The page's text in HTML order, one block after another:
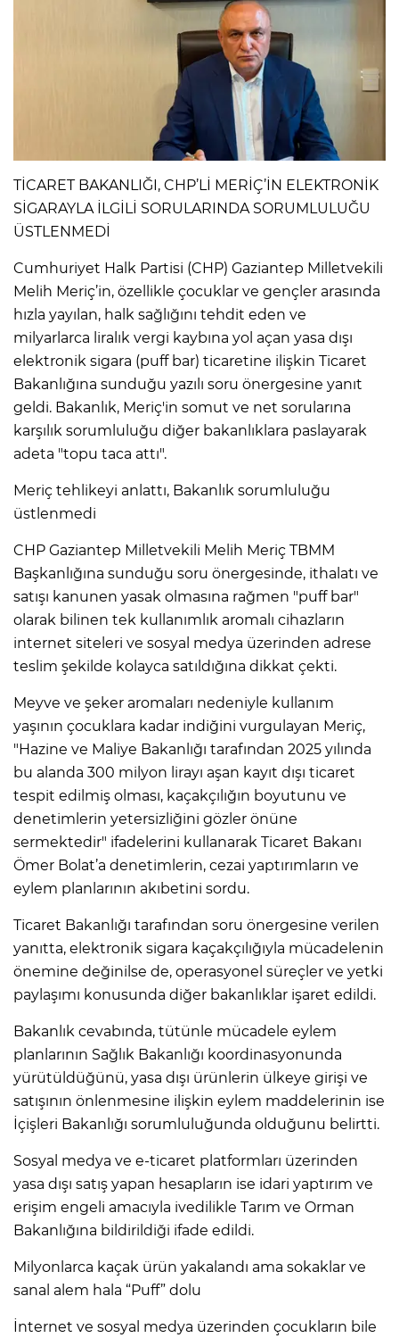
TİCARET BAKANLIĞI, CHP’Lİ MERİÇ’İN ELEKTRONİK
SİGARAYLA İLGİLİ SORULARINDA SORUMLULUĞU
ÜSTLENMEDİ
Cumhuriyet Halk Partisi (CHP) Gaziantep Milletvekili
Melih Meriç’in, özellikle çocuklar ve gençler arasında
hızla yayılan, halk sağlığını tehdit eden ve
milyarlarca liralık vergi kaybına yol açan yasa dışı
elektronik sigara (puff bar) ticaretine ilişkin Ticaret
Bakanlığına sunduğu yazılı soru önergesine yanıt
geldi. Bakanlık, Meriç'in somut ve net sorularına
karşılık sorumluluğu diğer bakanlıklara paslayarak
adeta "topu taca attı".
Meriç tehlikeyi anlattı, Bakanlık sorumluluğu
üstlenmedi
CHP Gaziantep Milletvekili Melih Meriç TBMM
Başkanlığına sunduğu soru önergesinde, ithalatı ve
satışı kanunen yasak olmasına rağmen "puff bar"
olarak bilinen tek kullanımlık aromalı cihazların
internet siteleri ve sosyal medya üzerinden adrese
teslim şekilde kolayca satıldığına dikkat çekti.
Meyve ve şeker aromaları nedeniyle kullanım
yaşının çocuklara kadar indiğini vurgulayan Meriç,
"Hazine ve Maliye Bakanlığı tarafından 2025 yılında
bu alanda 300 milyon lirayı aşan kayıt dışı ticaret
tespit edilmiş olması, kaçakçılığın boyutunu ve
denetimlerin yetersizliğini gözler önüne
sermektedir" ifadelerini kullanarak Ticaret Bakanı
Ömer Bolat’a denetimlerin, cezai yaptırımların ve
eylem planlarının akıbetini sordu.
Ticaret Bakanlığı tarafından soru önergesine verilen
yanıtta, elektronik sigara kaçakçılığıyla mücadelenin
önemine değinilse de, operasyonel süreçler ve yetki
paylaşımı konusunda diğer bakanlıklar işaret edildi.
Bakanlık cevabında, tütünle mücadele eylem
planlarının Sağlık Bakanlığı koordinasyonunda
yürütüldüğünü, yasa dışı ürünlerin ülkeye girişi ve
satışının önlenmesine ilişkin eylem maddelerinin ise
İçişleri Bakanlığı sorumluluğunda olduğunu belirtti.
Sosyal medya ve e-ticaret platformları üzerinden
yasa dışı satış yapan hesapların ise idari yaptırım ve
erişim engeli amacıyla ivedilikle Tarım ve Orman
Bakanlığına bildirildiği ifade edildi.
Milyonlarca kaçak ürün yakalandı ama sokaklar ve
sanal alem hala “Puff” dolu
İnternet ve sosyal medya üzerinden çocukların bile